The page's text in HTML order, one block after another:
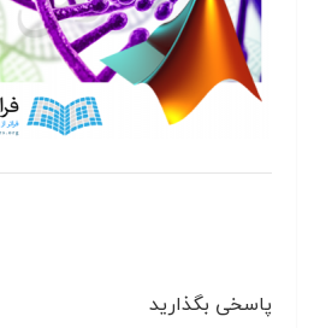
پاسخی بگذارید